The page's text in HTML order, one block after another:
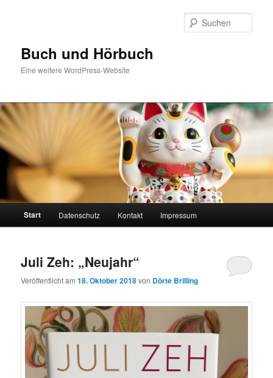
Buch und Hörbuch
Eine weitere WordPress-Website
Start Datenschutz Kontakt Impressum
Juli Zeh: „Neujahr“
Veröffentlicht am18. Oktober 2018von Dörte Brilling